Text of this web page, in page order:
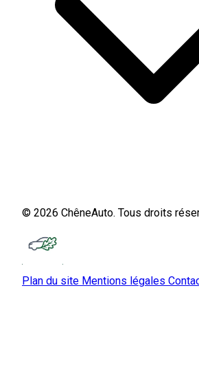
© 2026 ChêneAuto. Tous droits
Plan du site Mentions légales